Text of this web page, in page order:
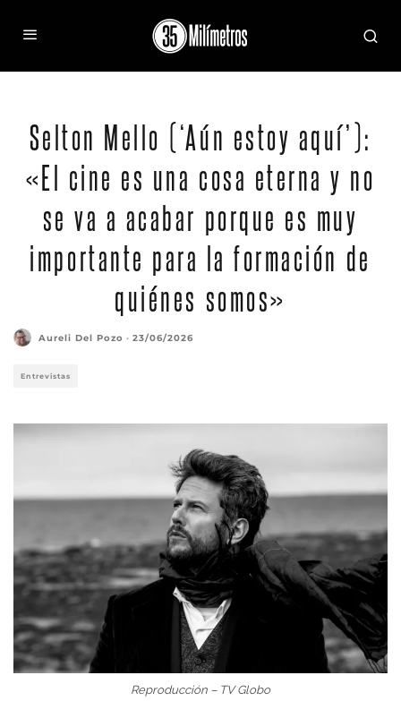
Selton Mello (‘Aún estoy aquí’):
«El cine es una cosa eterna y no
se va a acabar porque es muy
importante para la formación de
quiénes somos»
Aureli Del Pozo · 23/06/2026
Entrevistas
Reproducción – TV Globo